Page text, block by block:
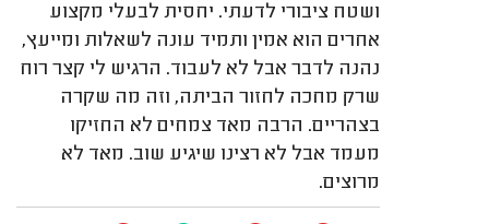
ושטח ציבורי לדעתי. יחסית לבעלי מקצוע
אחרים הוא אמין ותמיד עונה לשאלות ומייעץ,
נהנה לדבר אבל לא לעבוד. הרגיש לי קצר רוח
שרק מחכה לחזור הביתה, וזה מה שקרה
בצהריים. הרבה מאד צמחים לא החזיקו
מעמד אבל לא רצינו שיגיע שוב. מאד לא
מרוצים.